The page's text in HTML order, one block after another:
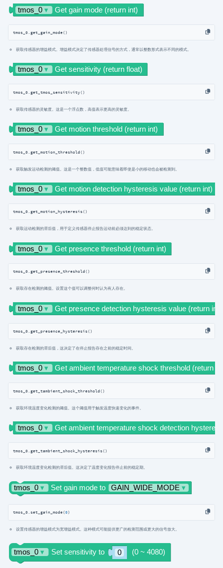
tmos_0.get_gain_mode()
获取传感器的增益模式。增益模式决定了传感器处理信号的方式，通常以整数形式表示不同的模式。
tmos_0.get_tmos_sensitivity()
获取传感器的灵敏度。这是一个浮点数，高值表示更高的灵敏度。
tmos_0.get_motion_threshold()
获取触发运动检测的阈值。这是一个整数值，低值可能意味着即使是小的移动也会被检测到。
tmos_0.get_motion_hysteresis()
获取运动检测的滞后值，用于定义传感器停止报告运动前必须达到的稳定状态。
tmos_0.get_presence_threshold()
获取存在检测的阈值。设置这个值可以调整何时认为有人存在。
tmos_0.get_presence_hysteresis()
获取存在检测的滞后值，这决定了在停止报告存在之前的稳定时间。
获取环境温度变化检测的阈值。这个阈值用于触发温度快速变化的事件。
获取环境温度变化检测的滞后值。这决定了温度变化报告停止前的稳定期。
tmos_0.set_gain_mode(0)
设置传感器的增益模式为宽增益模式。这种模式可能提供更广的检测范围或更大的信号放大。